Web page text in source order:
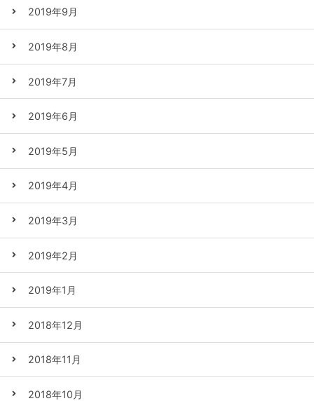
2019年9月
2019年8月
2019年7月
2019年6月
2019年5月
2019年4月
2019年3月
2019年2月
2019年1月
2018年12月
2018年11月
2018年10月